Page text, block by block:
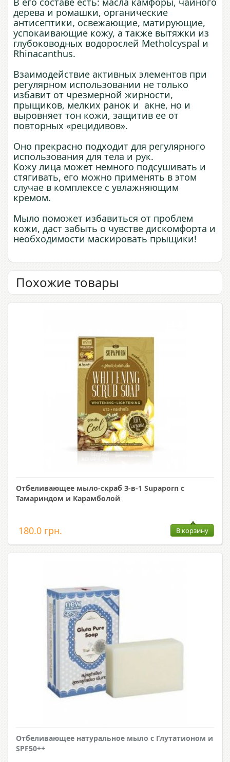
дерева и ромашки, органические
антисептики, освежающие, матирующие,
успокаивающие кожу, а также вытяжки из
глубоководных водорослей Metholcyspal и
Rhinacanthus.
Взаимодействие активных элементов при
регулярном использовании не только
избавит от чрезмерной жирности,
прыщиков, мелких ранок и акне, но и
выровняет тон кожи, защитив ее от
повторных «рецидивов».
Оно прекрасно подходит для регулярного
использования для тела и рук.
Кожу лица может немного подсушивать и
стягивать, его можно применять в этом
случае в комплексе с увлажняющим
кремом.
Мыло поможет избавиться от проблем
кожи, даст забыть о чувстве дискомфорта и
необходимости маскировать прыщики!
Похожие товары
Отбеливающее мыло-скраб 3-в-1 Supaporn с
Тамариндом и Карамболой
180.0 грн. В корзину
Отбеливающее натуральное мыло с Глутатионом и
SPF50++